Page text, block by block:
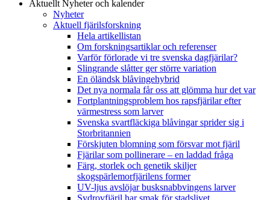
Aktuellt Nyheter och kalender
Nyheter
Aktuell fjärilsforskning
Hela artikellistan
Om forskningsartiklar och referenser
Varför förlorade vi tre svenska dagfjärilar?
Slingrande slåtter ger större variation
En öländsk blåvingehybrid
Det nya normala får oss att glömma hur det var
Fortplantningsproblem hos rapsfjärilar efter
värmestress som larver
Svenska svartfläckiga blåvingar sprider sig i
Storbritannien
Förskjuten blomning som försvar mot fjäril
Fjärilar som pollinerare – en laddad fråga
Färg, storlek och genetik skiljer
skogspärlemorfjärilens former
UV-ljus avslöjar busksnabbvingens larver
Sydrovfjäril har smak för stadslivet